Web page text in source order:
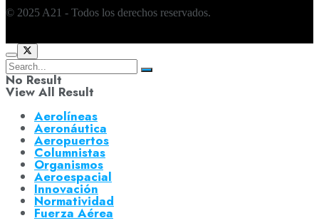
© 2025 A21 - Todos los derechos reservados.
No Result
View All Result
Aerolíneas
Aeronáutica
Aeropuertos
Columnistas
Organismos
Aeroespacial
Innovación
Normatividad
Fuerza Aérea